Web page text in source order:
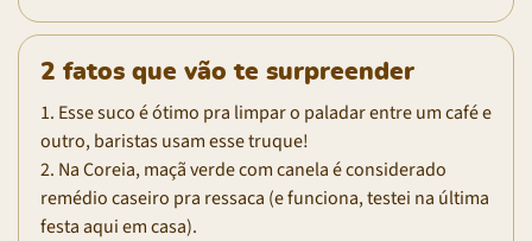
2 fatos que vão te surpreender
1. Esse suco é ótimo pra limpar o paladar entre um café e
outro, baristas usam esse truque!
2. Na Coreia, maçã verde com canela é considerado
remédio caseiro pra ressaca (e funciona, testei na última
festa aqui em casa).